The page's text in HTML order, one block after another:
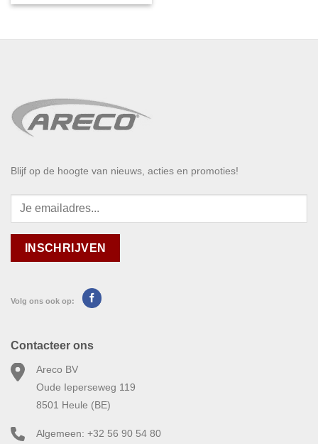
Blijf op de hoogte van nieuws, acties en promoties!
Volg ons ook op:
Contacteer ons
Areco BV
Oude Ieperseweg 119
8501 Heule (BE)
Algemeen: +32 56 90 54 80